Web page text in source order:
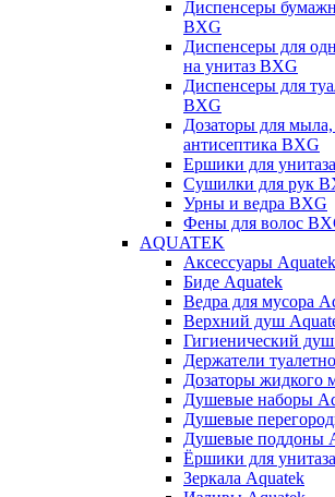
Диспенсеры
BXG
Диспенсеры для
на унитаз BXG
Диспенсеры для
BXG
Дозаторы для
антисептика BXG
Ершики для
Сушилки для рук
Урны и ведра BXG
Фены для волос
AQUATEK
Аксессуары Aquatek
Биде Aquatek
Ведра для мусора
Верхний душ
Гигиенический
Держатели
Дозаторы жидкого
Душевые наборы
Душевые
Душевые поддоны
Ёршики для
Зеркала Aquatek